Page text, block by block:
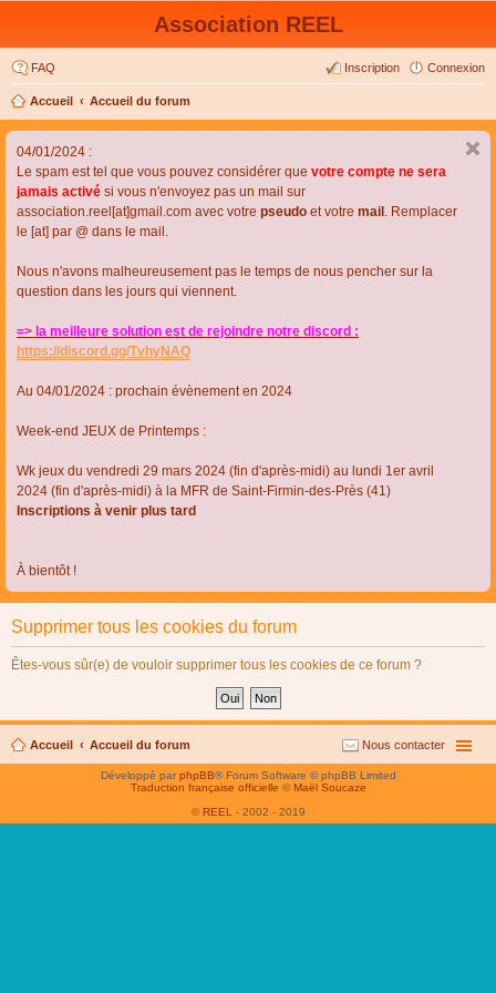
Association REEL
FAQ Connexion
Inscription
Accueil Accueil du forum
04/01/2024 :
Le spam est tel que vous pouvez considérer que votre compte ne sera
jamais activé si vous n'envoyez pas un mail sur
association.reel[at]gmail.com avec votre pseudo et votre mail . Remplacer
le [at] par @ dans le mail.
Nous n'avons malheureusement pas le temps de nous pencher sur la
question dans les jours qui viennent.
=> la meilleure solution est de rejoindre notre discord :
https://discord.gg/TvhyNAQ
Au 04/01/2024 : prochain évènement en 2024
Week-end JEUX de Printemps :
Wk jeux du vendredi 29 mars 2024 (fin d'après-midi) au lundi 1er avril
2024 (fin d'après-midi) à la MFR de Saint-Firmin-des-Près (41)
Inscriptions à venir plus tard
À bientôt !
Supprimer tous les cookies du forum
Êtes-vous sûr(e) de vouloir supprimer tous les cookies de ce forum ?
Accueil Accueil du forum Nous contacter
Développé parphpBB® Forum Software © phpBB Limited
Traduction française officielle © Maël Soucaze
© REEL - 2002 - 2019